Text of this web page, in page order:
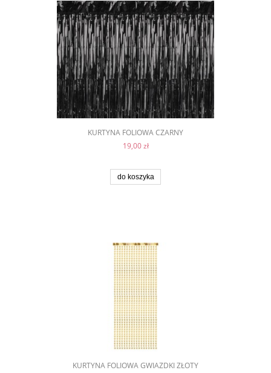
KURTYNA FOLIOWA CZARNY
19,00 zł
do koszyka
KURTYNA FOLIOWA GWIAZDKI ZŁOTY